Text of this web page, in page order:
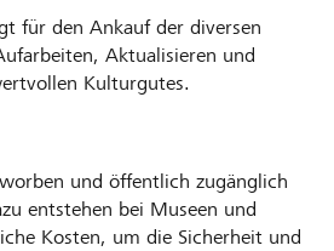
für den Ankauf der diversen
Aktualisieren und
Kulturgutes.
und öffentlich zugänglich
entstehen bei Museen und
Kosten, um die Sicherheit und